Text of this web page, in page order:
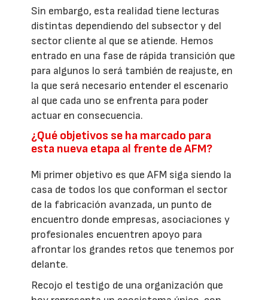
Sin embargo, esta realidad tiene lecturas
distintas dependiendo del subsector y del
sector cliente al que se atiende. Hemos
entrado en una fase de rápida transición que
para algunos lo será también de reajuste, en
la que será necesario entender el escenario
al que cada uno se enfrenta para poder
actuar en consecuencia.
¿Qué objetivos se ha marcado para
esta nueva etapa al frente de AFM?
Mi primer objetivo es que AFM siga siendo la
casa de todos los que conforman el sector
de la fabricación avanzada, un punto de
encuentro donde empresas, asociaciones y
profesionales encuentren apoyo para
afrontar los grandes retos que tenemos por
delante.
Recojo el testigo de una organización que